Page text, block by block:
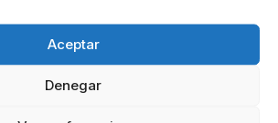
Aceptar
Denegar
avanzado considerablemente,
demostrar con datos
creo que ya no se dan las
seguir avanzando. Porque he